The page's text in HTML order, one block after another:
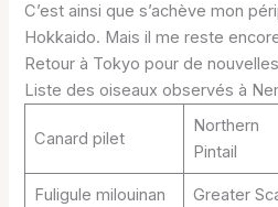
C’est ainsi que s’achève mon
Hokkaido. Mais il me reste
Retour à Tokyo pour de
Liste des oiseaux observés à
Canard pilet
Northern
Pintail
Fuligule milouinan Greater